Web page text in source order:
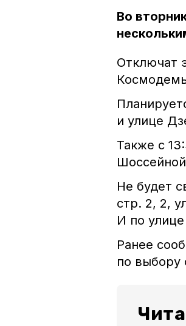
Во
Отключат
и улице
Также с
Не будет
стр. 2, 2,
И по
Ранее
по выбору